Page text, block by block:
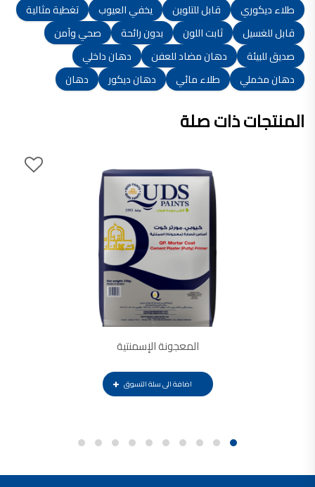
طلاء ديكوري
قابل للتلوين يخفي العيوب
تغطية مثالية
قابل للغسيل
ثابت اللون بدون رائحة
صحي وآمن
صديق للبيئة
دهان مضاد للعفن
دهان داخلي
دهان مخملي
طلاء مائي دهان ديكور دهان
المنتجات ذات صلة
المعجونة الإسمنتية
اضافة الى سلة التسوق